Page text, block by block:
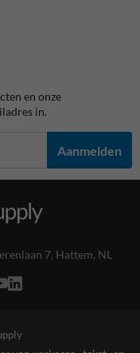
en onze
in.
Aanmelden
7, Hattem, NL